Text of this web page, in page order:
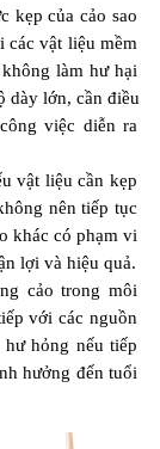
kẹp của cảo sao
vật liệu mềm
làm hư hại
dày lớn, cần điều
việc diễn ra
vật liệu cần kẹp
nên tiếp tục
khác có phạm vi
lợi và hiệu quả.
cảo trong môi
với các nguồn
hỏng nếu tiếp
hưởng đến tuổi